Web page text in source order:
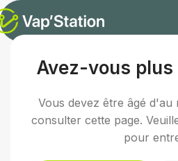
Avez-vous plus
Vous devez être âgé d'au
consulter cette page.
pour
Accueil /E-liquides/E-liquide